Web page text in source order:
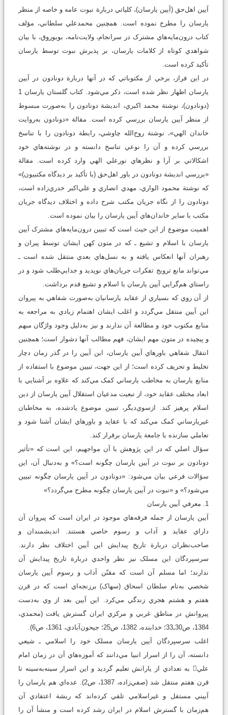
آيين اهل‌حق (آيين يارسان)، کلياتي دربارة نبوت عامه و خاصه از منظر
يارسان را مطرح نموده است. همچنين محمدعلي سلطاني، مؤلف
کتاب درون‌مايه‌هاي مشترک در سرانجام، ولايت‌نامه، بويوروق، با بيان
شواهدي کوتاه از کلامات يارسان، بر پذيرش نبوت توسط يارسان
تأکيد کرده است.
در اين فراز، برخي از مکتوباتي که در آنها دربارة دونادون در آيين
يارسان اظهار نظر شده است، ذکر مي‌شود. کتاب گلستان يارسان 1
(دونادون)، نوشتة محمد اکبري، انديشة دونادون را به‌صورت مبسوط
از منظر آيين يارسان بررسي کرده است. مقالة «دونادون به‌روايت
خاندان الهي»، نوشتة روح‌الله چاوشي، رابطة دونادون را با تناسخ
بررسي کرده و آن را نوعي تناسخ دانسته و در نوشته‌هاي خود
اشکالاتي بر آرا و نظرهاي نورعلي الهي وارد کرده است. مقالة
«بررسي انديشة دونادون در باور اهل‌حق (با تأکيد بر ديدگاه مکتبيون)»
که نوشتة محمود الواري، مهدي انصاري و علي‌اکبر خدري‌زاده است،
دونادون را از نگاه جريان مکتب شرح داده و اختلاف ديدگاه جريان
مکتب با ساير خاندان‌هاي آيين يارسان را بيان نموده است.
اهميت موضوع از اين حيث است که تبيين درون‌مايه‌هاي مشترک آيين
يارسان با اسلام و تشيع ـ که در متون کهن ايشان توسط پيران و
رهبران آنها انعکاس يافته و به نسل‌هاي بعدي منتقل شده است ـ
مي‌تواند مانع ترويج تفکرات جريان‌هاي نوپديد و جدايي‌طلب شود و در
راستاي هم‌گرايي آيين يارسان با اسلام و تشيع قدم برداشت.
از آن روي که بسياري از عقايد يارسانيان به‌صورت شفاهي به پيروان
اين آيين منتقل مي‌گردد و اغلب ايشان اهتمام زيادي به مراجعه به
منابع مکتوب خود و مطالعة آن ندارند و نيز به‌دليل وجود واژگان مبهم
و پيچيده در متون مهم ايشان، فهم مطالب آنها دشوار است؛ همچنين
انتقال شفاهي باورهاي آيين يارسان، اين آيين را در گذر زمان دچار
تخليط و تحريف کرده است؛ از اين جهت، تبيين موضوع با استفاده از
منابع يارسان به مخاطب يارساني کمک مي‌کند که علاوه بر آشنايي با
ابعاد مختلف عقايد خود، از تبعيت مدعيان استقلال آيين يارسان از دين
اسلام پرهيز کند. ازسوي‌ديگر، تبيين موضوع يادشده، به مخاطبان
غيريارساني کمک مي‌کند که با عقايد و باورهاي ايشان آشنا شود و
تعاملي سازنده با جامعة يارسان برقرار کند.
سؤال اصلي که در اين پژوهش با آن مواجهيم، اين است که «تأثير
دونادون بر نبوت در آيين يارسان چگونه است؟» و به‌دنبال آن، اين
سؤالات فرعي بيان مي‌شود: «دونادون در آيين يارسان چگونه تبيين
مي‌شود؟» و «نبوت در آيين يارسان چگونه مطرح مي‌گردد؟»
1. معرفي آيين يارسان
آيين يارسان از جمله‌ فرقه‌هاي موجود در ايران است که پيروان آن
داراي عقايد و آداب و رسوم خاصي هستند. انديشمندان و
صاحب‌نظران دربارة تاريخ پيدايش اين آيين اختلاف نظر دارند.
سرسپردگان اين مسلک نيز نظر واحدي دربارة تاريخ پيدايش آن
ندارند؛ اما مسلم آن است که مقنّن آداب و رسوم آيين يارسان
شخصي به‌نام سلطان اسحاق (سهاک) برزنجه‌اي است که در قرن
هفتم و هشتم هجري زندگي مي‌کرد. اين آيين بعد از وي به‌دست
پيروانش در مناطق غربي و مرکزي ايران گسترش يافت (محمدي،
1384، ص30ـ33؛ خدابنده، 1382، ص25؛ جيحون‌آبادي، 1361، ص6).
اغلب سرسپردگان آيين يارسان مسلک خود را اسلامي ـ شيعي
دانسته، آن را از اسرار انبيا مي‌دانند که آموزه‌هاي آن در زمان امام
علي به تعدادي از يارانش تعليم گرديد و اين اسرار سينه‌به‌سينه تا
قرن هفتم منتقل شد (صفي‌زاده، 1387، ص2). عده‌اي هم يارسان را
آييني مستقل و غيراسلامي تلقي کرده‌اند که ريشة اعتقادي آن
هم‌زمان با گسترش اسلام در ايران رشد کرده است و منشأ آن را